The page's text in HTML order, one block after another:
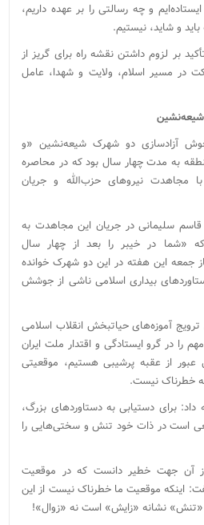
و چه رسالتی را بر عهده داریم،
و شاید، نیستیم.
بر لزوم داشتن نقشه راه برای گریز از
در مسیر اسلام، ولایت و شهدا، عامل
آزادسازی دو شهرک شیعه‌نشین «و
به مدت چهار سال بود که در محاصره
با مجاهدت نیروهای حزب‌الله و جریان
قاسم سلیمانی در جریان این مجاهدت به
«شما در خیبر را بعد از چهار سال
جمعه این هفته در این دو شهرک خوانده
بیداری اسلامی ناشی از جوشش
وی با بیان اینکه باید در راستای ترویج آموزه‌های حیات‎بخش انقلاب اسلامی
را در گرو ایستادگی و اقتدار ملت ایران
عبور از عقبه پرشیبی هستیم، موقعیتی
خطرناک نیست.
داد: برای دستیابی به دستاوردهای بزرگ،
است در ذات خود تنش و سختی‌هایی را
آن جهت خطیر دانست که در موقعیت
اینکه موقعیت ما خطرناک نیست از این
«تنش» نشانه «زایش» است نه «زوال»!